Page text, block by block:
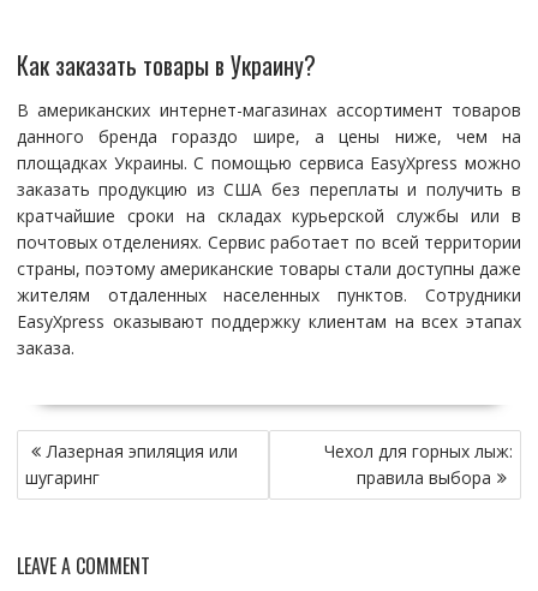
Как заказать товары в Украину?
В американских интернет-магазинах ассортимент товаров
данного бренда гораздо шире, а цены ниже, чем на
площадках Украины. С помощью сервиса EasyXpress можно
заказать продукцию из США без переплаты и получить в
кратчайшие сроки на складах курьерской службы или в
почтовых отделениях. Сервис работает по всей территории
страны, поэтому американские товары стали доступны даже
жителям отдаленных населенных пунктов. Сотрудники
EasyXpress оказывают поддержку клиентам на всех этапах
заказа.
Н
а
в
г
а
Лазерная эпиляция или
шугаринг
Чехол для горных лыж:
правила выбора
LEAVE A COMMENT